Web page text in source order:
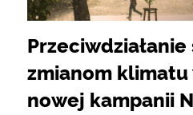
Przeciwdziałanie
zmianom
nowej kampanii